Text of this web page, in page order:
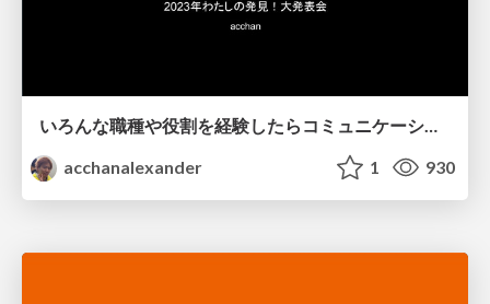
いろんな職種や役割を経験したらコミュニケーションがとりやすくなった話
acchanalexander
1 930